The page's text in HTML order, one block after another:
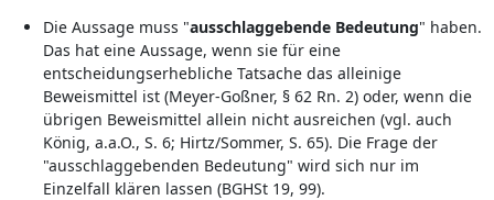
Die Aussage muss "ausschlaggebende Bedeutung" haben.
Das hat eine Aussage, wenn sie für eine
entscheidungserhebliche Tatsache das alleinige
Beweismittel ist (Meyer-Goßner, § 62 Rn. 2) oder, wenn die
übrigen Beweismittel allein nicht ausreichen (vgl. auch
König, a.a.O., S. 6; Hirtz/Sommer, S. 65). Die Frage der
"ausschlaggebenden Bedeutung" wird sich nur im
Einzelfall klären lassen (BGHSt 19, 99).